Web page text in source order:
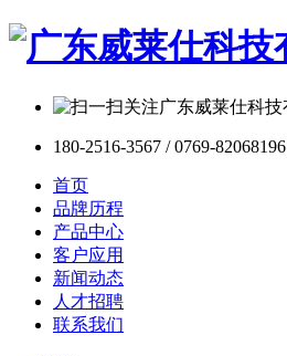
180-2516-3567 / 0769-82068196
首页
品牌历程
产品中心
客户应用
新闻动态
人才招聘
联系我们